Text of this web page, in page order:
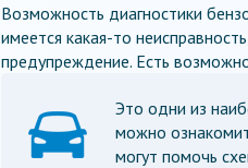
Возможность диагностики
имеется какая-то
предупреждение. Есть
Это одни из
можно
могут помочь